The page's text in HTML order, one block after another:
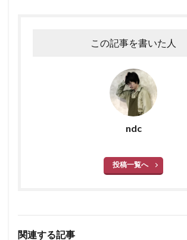
この記事を書いた人
ndc
投稿一覧へ
関連する記事